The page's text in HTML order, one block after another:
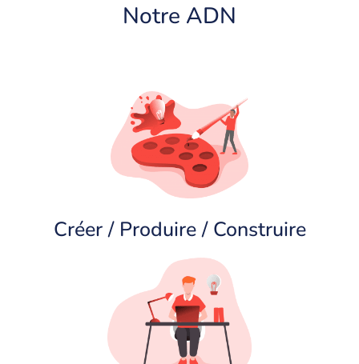
Notre ADN
Créer / Produire / Construire